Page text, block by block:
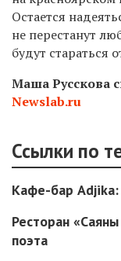
Остается
не перестанут
будут стараться
Маша Русскова
Newslab.ru
Ссылки по
Кафе-бар
Ресторан
поэта